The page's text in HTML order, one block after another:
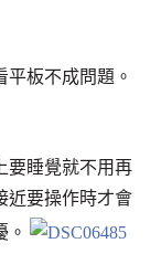
板不成問題。
要睡覺就不用再
近要操作時才會
。